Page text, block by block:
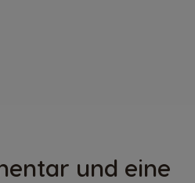
und eine